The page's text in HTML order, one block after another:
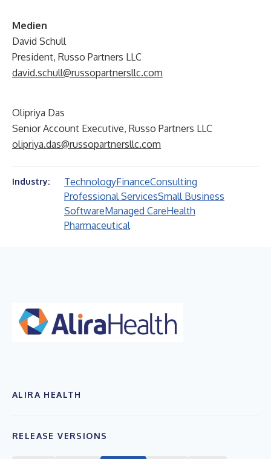
Medien
David Schull
President, Russo Partners LLC
david.schull@russopartnersllc.com
Olipriya Das
Senior Account Executive, Russo Partners LLC
olipriya.das@russopartnersllc.com
Industry: TechnologyFinanceConsulting
Professional ServicesSmall Business
SoftwareManaged CareHealth
Pharmaceutical
ALIRA HEALTH
RELEASE VERSIONS